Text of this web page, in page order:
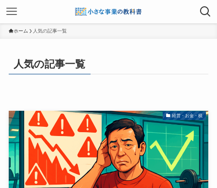
ホーム 人気の記事一覧
人気の記事一覧
経営・お金・税